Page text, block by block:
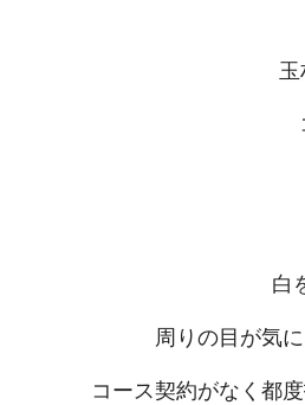
白
周りの目が気
コース契約がなく都